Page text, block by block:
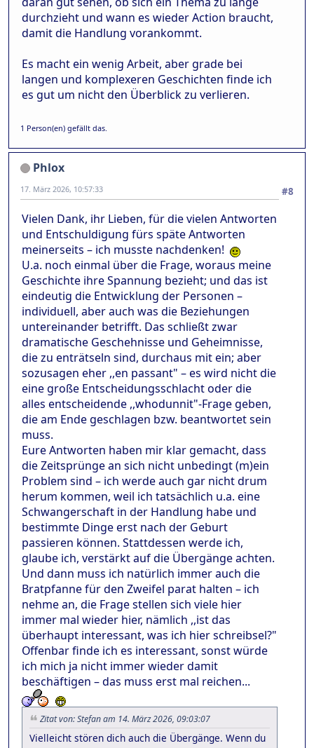
durchzieht und wann es wieder Action braucht,
damit die Handlung vorankommt.
Es macht ein wenig Arbeit, aber grade bei
langen und komplexeren Geschichten finde ich
es gut um nicht den Überblick zu verlieren.
1 Person(en) gefällt das.
Phlox
#8
17. März 2026, 10:57:33
Vielen Dank, ihr Lieben, für die vielen Antworten
und Entschuldigung fürs späte Antworten
meinerseits – ich musste nachdenken!
U.a. noch einmal über die Frage, woraus meine
Geschichte ihre Spannung bezieht; und das ist
eindeutig die Entwicklung der Personen –
individuell, aber auch was die Beziehungen
untereinander betrifft. Das schließt zwar
dramatische Geschehnisse und Geheimnisse,
die zu enträtseln sind, durchaus mit ein; aber
sozusagen eher ,,en passant" – es wird nicht die
eine große Entscheidungsschlacht oder die
alles entscheidende ,,whodunnit"-Frage geben,
die am Ende geschlagen bzw. beantwortet sein
muss.
Eure Antworten haben mir klar gemacht, dass
die Zeitsprünge an sich nicht unbedingt (m)ein
Problem sind – ich werde auch gar nicht drum
herum kommen, weil ich tatsächlich u.a. eine
Schwangerschaft in der Handlung habe und
bestimmte Dinge erst nach der Geburt
passieren können. Stattdessen werde ich,
glaube ich, verstärkt auf die Übergänge achten.
Und dann muss ich natürlich immer auch die
Bratpfanne für den Zweifel parat halten – ich
nehme an, die Frage stellen sich viele hier
immer mal wieder hier, nämlich ,,ist das
überhaupt interessant, was ich hier schreibsel?"
Offenbar finde ich es interessant, sonst würde
ich mich ja nicht immer wieder damit
beschäftigen – das muss erst mal reichen...
Zitat von: Stefan am 14. März 2026, 09:03:07
Vielleicht stören dich auch die Übergänge. Wenn du